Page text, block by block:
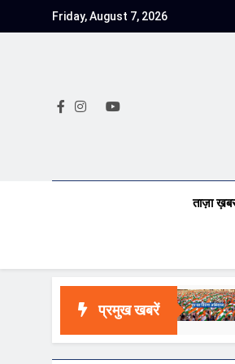
Friday, August 7, 2026
ताज़ा
प्रमुख खबरें